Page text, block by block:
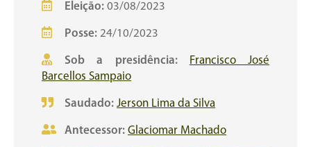
Eleição: 03/08/2023
Posse: 24/10/2023
Sob a presidência:
Francisco José
Barcellos Sampaio
Saudado: Jerson Lima da Silva
Antecessor: Glaciomar Machado